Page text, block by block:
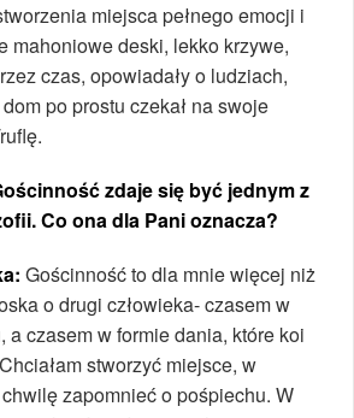
miejsca pełnego emocji i
mahoniowe deski, lekko krzywe,
czas, opowiadały o ludziach,
po prostu czekał na swoje
zdaje się być jednym z
Co ona dla Pani oznacza?
Gościnność to dla mnie więcej niż
o drugi człowieka- czasem w
a czasem w formie dania, które koi
stworzyć miejsce, w
zapomnieć o pośpiechu. W